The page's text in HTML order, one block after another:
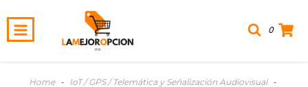
0
Home - IoT / GPS / Telemática y Señalización Audiovisual
-